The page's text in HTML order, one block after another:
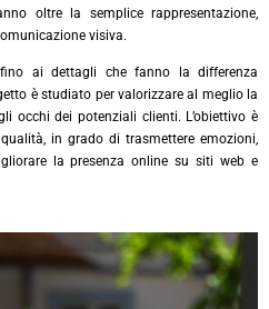
oltre la semplice rappresentazione,
visiva.
ai dettagli che fanno la differenza
è studiato per valorizzare al meglio la
occhi dei potenziali clienti. L’obiettivo è
in grado di trasmettere emozioni,
la presenza online su siti web e